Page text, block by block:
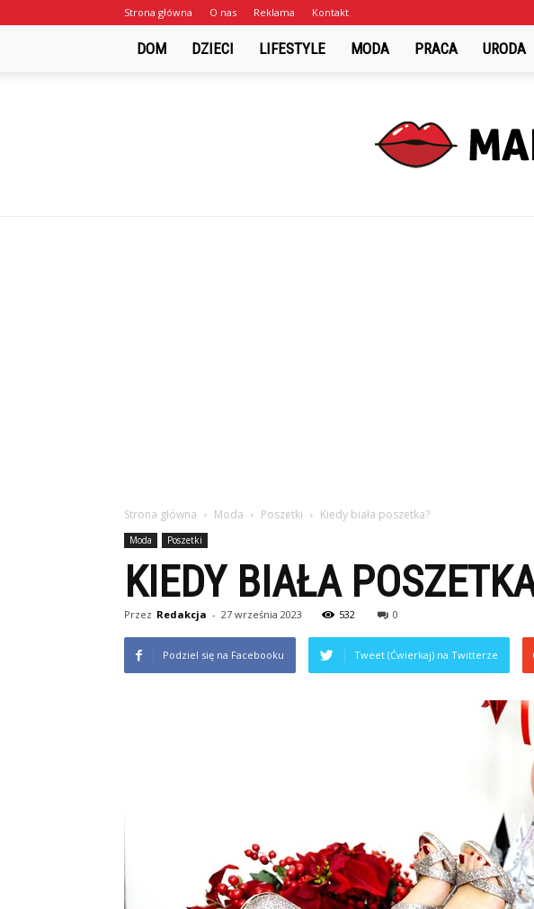
Strona główna O nas Reklama Kontakt
DOM DZIECI LIFESTYLE MODA PRACA URODA
Strona główna Moda Poszetki Kiedy biała poszetka?
Moda Poszetki
KIEDY BIAŁA
Przez Redakcja - 27 września 2023 532 0
Podziel się na Facebooku Tweet (Ćwierkaj) na Twitterze